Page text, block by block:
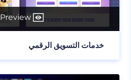
Preview
خدمات التسويق الرقمي